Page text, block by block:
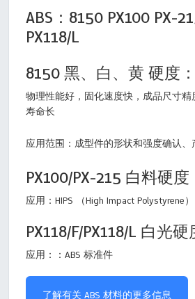
ABS：8150 PX100 PX-
PX118/L
8150 黑、白、黄 硬度
物理性能好，固化速度快，成品尺寸
寿命长
应用范围：成型件的形状和强度确认
PX100/PX-215 白料硬度
应用：HIPS （High Impact Polystyrene
PX118/F/PX118/L 白光
应用：：ABS 标准件
了解有关 ABS 材料的更多信息